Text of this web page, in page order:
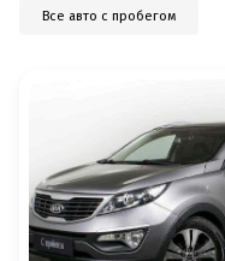
Все авто с пробегом